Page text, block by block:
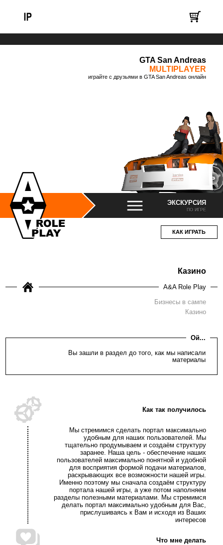
GTA San Andreas
MULTIPLAYER
играйте с друзьями в GTA San Andreas онлайн
ЭКСКУРСИЯ
ПО ИГРЕ
КАК ИГРАТЬ
Казино
A&A Role Play
Бизнесы в сампе
Казино
Ой...
Вы зашли в раздел до того, как мы написали
материалы
Как так получилось
Мы стремимся сделать портал максимально
удобным для наших пользователей. Мы
тщательно продумываем и создаём структуру
заранее. Наша цель - обеспечение наших
пользователей максимально понятной и удобной
для восприятия формой подачи материалов,
раскрывающих все возможности нашей игры.
Именно поэтому мы сначала создаём структуру
портала нашей игры, а уже потом наполняем
разделы полезными материалами. Мы стремимся
делать портал максимально удобным для Вас,
прислушиваясь к Вам и исходя из Ваших
интересов
Что мне делать